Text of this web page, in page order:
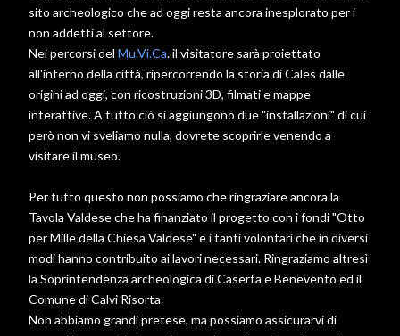
sito archeologico che ad oggi resta ancora inesplorato per i
non addetti al settore.
Nei percorsi del Mu.Vi.Ca. il visitatore sarà proiettato
all'interno della città, ripercorrendo la storia di Cales dalle
origini ad oggi, con ricostruzioni 3D, filmati e mappe
interattive. A tutto ciò si aggiungono due "installazioni" di cui
però non vi sveliamo nulla, dovrete scoprirle venendo a
visitare il museo.
Per tutto questo non possiamo che ringraziare ancora la
Tavola Valdese che ha finanziato il progetto con i fondi "Otto
per Mille della Chiesa Valdese" e i tanti volontari che in diversi
modi hanno contribuito ai lavori necessari. Ringraziamo altresì
la Soprintendenza archeologica di Caserta e Benevento ed il
Comune di Calvi Risorta.
Non abbiamo grandi pretese, ma possiamo assicurarvi di